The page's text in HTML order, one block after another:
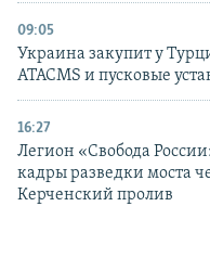
09:05
Украина закупит у
ATACMS и пусковые
16:27
Легион «Свобода
кадры разведки моста
Керченский пролив